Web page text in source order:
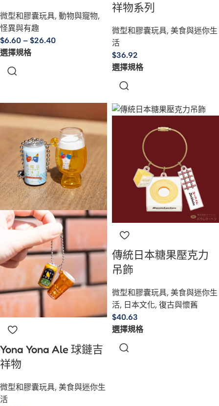
微型和膠囊玩具, 動物與寵物,
怪異與有趣
$6.60 – $26.40
選擇規格
祥物系列
微型和膠囊玩具, 美食與迷你生
活
$36.92
選擇規格
Yona Yona Ale 球鏈吉
祥物
微型和膠囊玩具, 美食與迷你生
活
傳統日本糖果壓克力
吊飾
微型和膠囊玩具, 美食與迷你生
活, 日本文化, 復古與懷舊
$40.63
選擇規格